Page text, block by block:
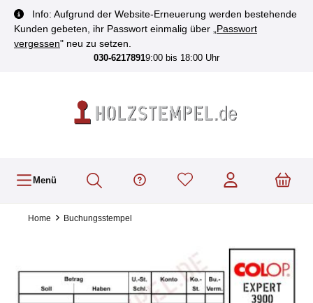
springen
Info: Aufgrund der Website-Erneuerung werden bestehende
Kunden gebeten, ihr Passwort einmalig über „ Passwort
vergessen" neu zu setzen.
030-62178919:00 bis 18:00 Uhr
Menü
Home Buchungsstempel